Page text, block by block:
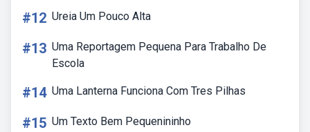
#12 Ureia Um Pouco Alta
#13 Uma Reportagem Pequena Para Trabalho De
Escola
#14 Uma Lanterna Funciona Com Tres Pilhas
#15 Um Texto Bem Pequenininho